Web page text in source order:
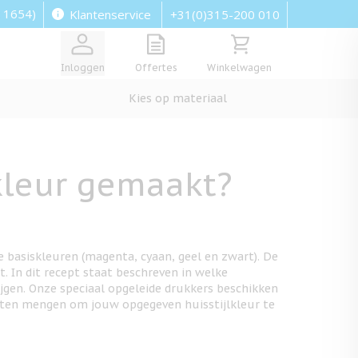
1654) Klantenservice +31(0)315-200 010
Inloggen
View quote, Quote is empty
Offertes
Bekijk winkelwagen,
Winkelwagen
Kies op materiaal
gemaakt?
(magenta, cyaan, geel en zwart). De
In dit recept staat beschreven in welke
Onze speciaal opgeleide drukkers beschikken
mengen om jouw opgegeven huisstijlkleur te